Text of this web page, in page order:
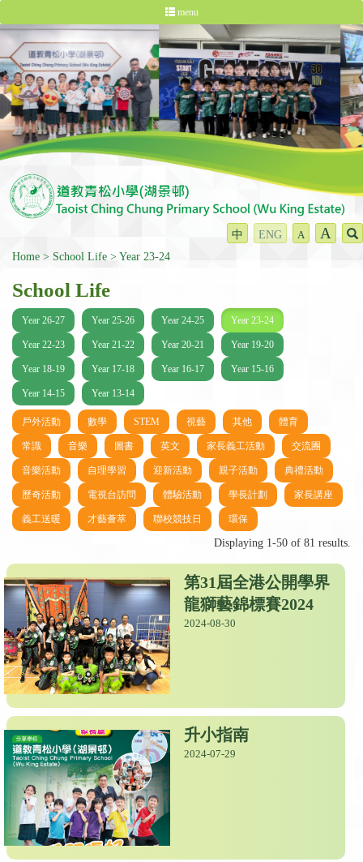
menu
中 ENG A A
Home School Life Year 23-24
School Life
Year 26-27 Year 25-26 Year 24-25 Year 23-24
Year 22-23 Year 21-22 Year 20-21 Year 19-20
Year 18-19 Year 17-18 Year 16-17 Year 15-16
Year 14-15 Year 13-14
戶外活動 數學 STEM 視藝 其他 體育
常識 音樂 圖書 英文 家長義工活動 交流團
音樂活動 自理學習 迎新活動 親子活動 典禮活動
歷奇活動 電視台訪問 體驗活動 學長計劃 家長講座
義工送暖 才藝薈萃 聯校競技日 環保
Displaying 1-50 of 81 results.
第31屆全港公開學界
龍獅藝錦標賽2024
2024-08-30
升小指南
2024-07-29